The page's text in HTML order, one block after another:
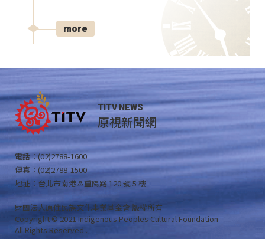
more
TITV NEWS
原視新聞網
電話：(02)2788-1600
傳真：(02)2788-1500
地址：台北市南港區重陽路 120 號 5 樓
財團法人原住民族文化事業基金會 版權所有
Copyright © 2021 Indigenous Peoples Cultural Foundation
All Rights Reserved .